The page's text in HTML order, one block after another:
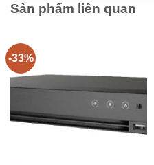
Sản phẩm liên quan
-33%